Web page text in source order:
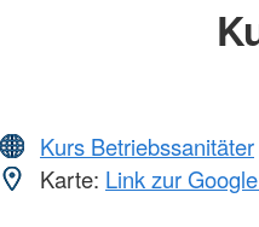
Kurs Betriebssanitäter
Karte: Link zur